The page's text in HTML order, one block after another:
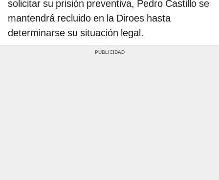
solicitar su prisión preventiva, Pedro Castillo se
mantendrá recluido en la Diroes hasta
determinarse su situación legal.